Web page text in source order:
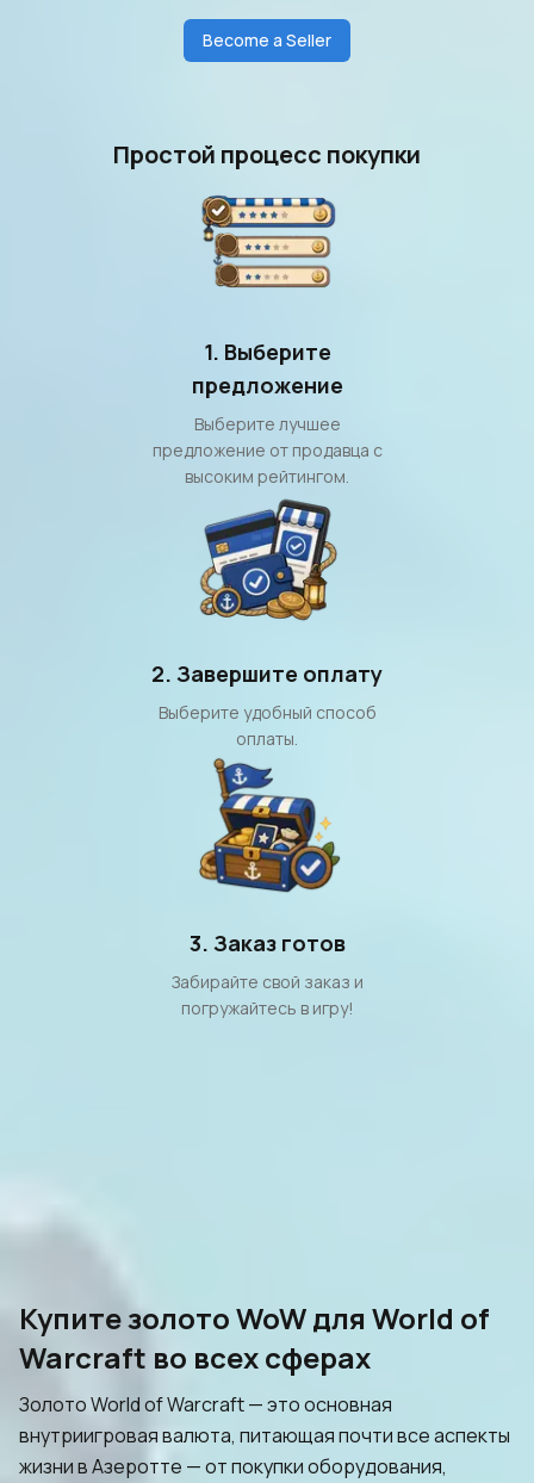
Become a Seller
Простой процесс покупки
1. Выберите
предложение
Выберите лучшее
предложение от продавца с
высоким рейтингом.
2. Завершите оплату
Выберите удобный способ
оплаты.
3. Заказ готов
Забирайте свой заказ и
погружайтесь в игру!
Купите золото WoW для World of
Warcraft во всех сферах
Золото World of Warcraft — это основная
внутриигровая валюта, питающая почти все аспекты
жизни в Азеротте — от покупки оборудования,